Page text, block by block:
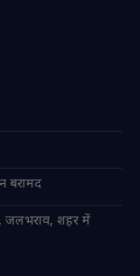
बरामद
जलभराव, शहर में